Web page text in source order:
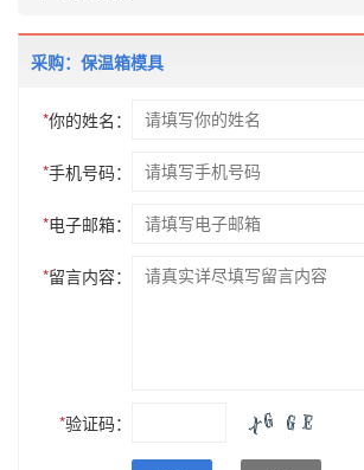
采购：保温箱模具
*你的姓名：
*手机号码：
*电子邮箱：
*留言内容：
*验证码：